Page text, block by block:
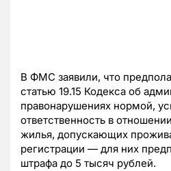
В ФМС заявили, что
статью 19.15 Кодекса об
правонарушениях нормой,
ответственность в
жилья, допускающих
регистрации — для них
штрафа до 5 тысяч рублей.